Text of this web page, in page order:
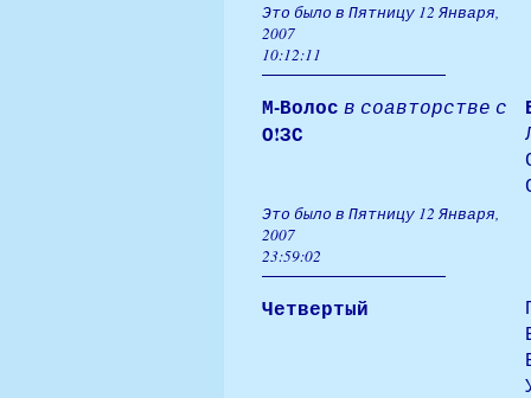
Это было в Пятницу 12 Января,
2007
10:12:11
М-Волос в соавторстве с
О!ЗС
Это было в Пятницу 12 Января,
2007
23:59:02
Четвертый